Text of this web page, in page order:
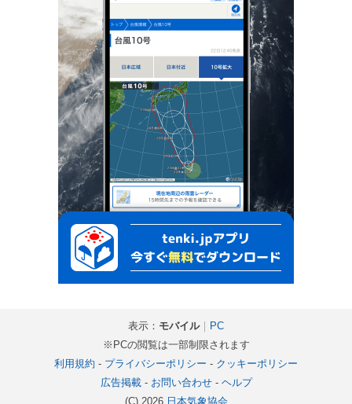
表示： モバイル｜ PC
※PCの閲覧は一部制限されます
利用規約 - プライバシーポリシー - クッキーポリシー
広告掲載- お問い合わせ- ヘルプ
(C) 2026 日本気象協会